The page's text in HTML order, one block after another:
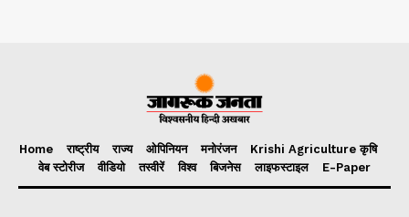
Home राष्ट्रीय राज्य ओपिनियन मनोरंजन
Krishi Agriculture कृषि
वेब स्टोरीज
वीडियो तस्वीरें विश्व बिजनेस लाइफस्टाइल E-Paper